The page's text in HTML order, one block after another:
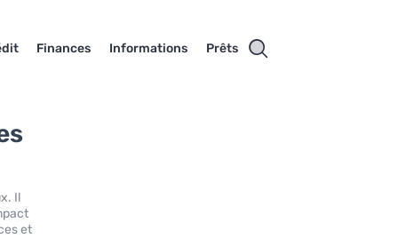
Finances Informations Prêts
Il
et